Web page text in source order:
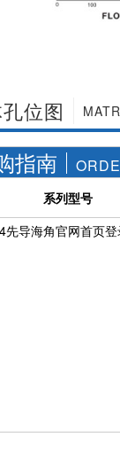
位图
指南
系列型号
先导海角官网首页